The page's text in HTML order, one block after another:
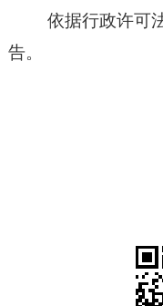
依据行政许可
告。